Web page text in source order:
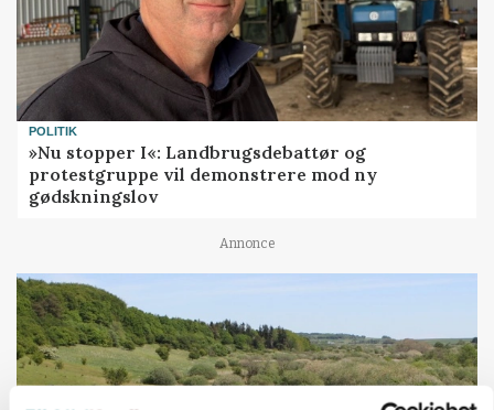
POLITIK
»Nu stopper I«: Landbrugsdebattør og
protestgruppe vil demonstrere mod ny
gødskningslov
Annonce